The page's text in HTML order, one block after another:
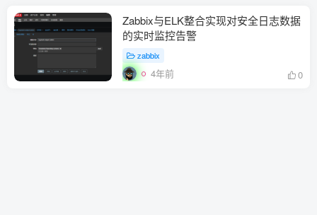
Zabbix与ELK整合实现对安全日志数据
的实时监控告警
zabbix
4年前 0